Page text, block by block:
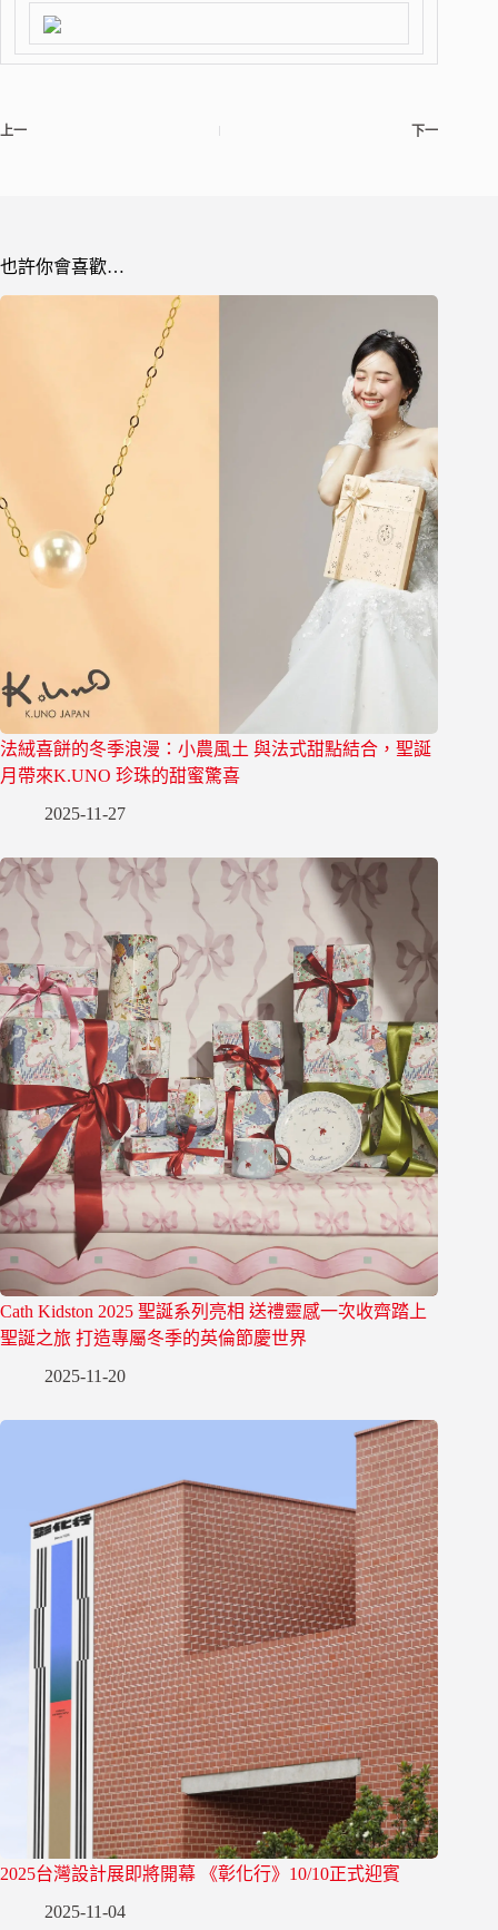
上一 下一
也許你會喜歡…
法絨喜餅的冬季浪漫：小農風土 與法式甜點結合，聖誕
月帶來K.UNO 珍珠的甜蜜驚喜
2025-11-27
Cath Kidston 2025 聖誕系列亮相 送禮靈感一次收齊踏上
聖誕之旅 打造專屬冬季的英倫節慶世界
2025-11-20
2025台灣設計展即將開幕 《彰化行》10/10正式迎賓
2025-11-04